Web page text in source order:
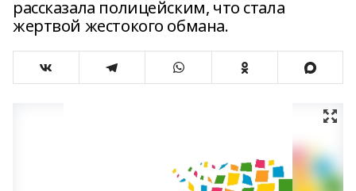
рассказала полицейским, что стала
жертвой жестокого обмана.